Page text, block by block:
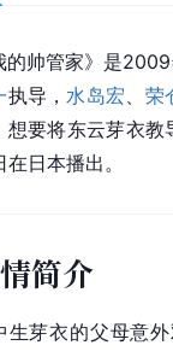
的帅管家》是
执导， 水岛宏
荣
想要将东云芽衣
在日本播出。
简介
生芽衣的父母意